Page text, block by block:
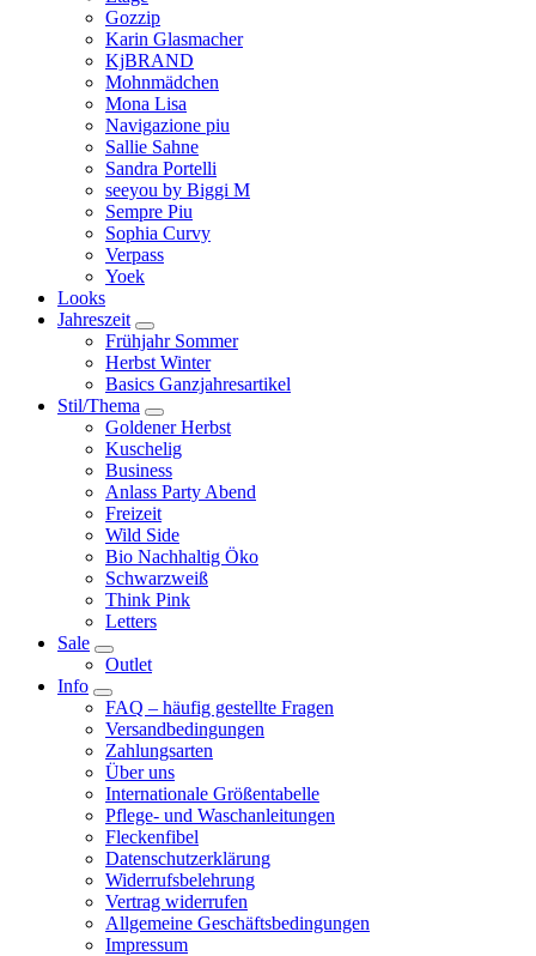
Gozzip
Karin Glasmacher
KjBRAND
Mohnmädchen
Mona Lisa
Navigazione piu
Sallie Sahne
Sandra Portelli
seeyou by Biggi M
Sempre Piu
Sophia Curvy
Verpass
Yoek
Looks
Jahreszeit
Frühjahr Sommer
Herbst Winter
Basics Ganzjahresartikel
Stil/Thema
Goldener Herbst
Kuschelig
Business
Anlass Party Abend
Freizeit
Wild Side
Bio Nachhaltig Öko
Schwarzweiß
Think Pink
Letters
Sale
Outlet
Info
FAQ – häufig gestellte Fragen
Versandbedingungen
Zahlungsarten
Über uns
Internationale Größentabelle
Pflege- und Waschanleitungen
Fleckenfibel
Datenschutzerklärung
Widerrufsbelehrung
Vertrag widerrufen
Allgemeine Geschäftsbedingungen
Impressum